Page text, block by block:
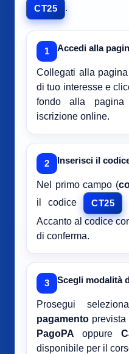
CT25
.
1 Accedi alla
Collegati alla pagina
di tuo interesse e
fondo alla
iscrizione online.
2 Inserisci il
Nel primo campo (
il codice
CT25
Accanto al codice
di conferma.
3 Scegli modalità
Prosegui
pagamento
PagoPA oppure
disponibile per il